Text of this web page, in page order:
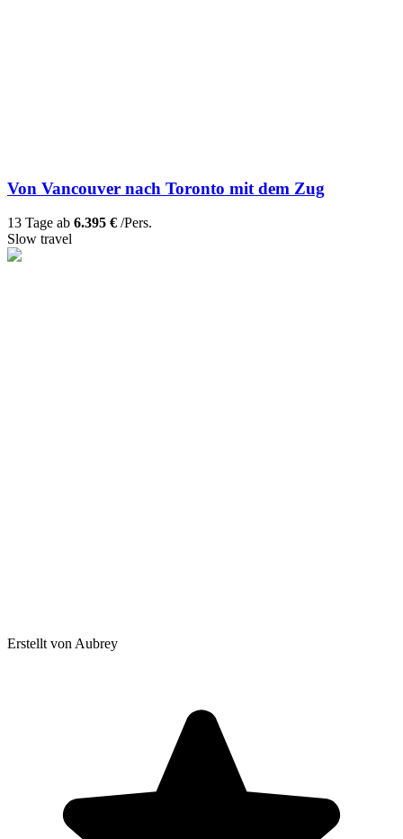
Von Vancouver nach Toronto mit dem Zug
13 Tage ab 6.395 € /Pers.
Slow travel
Erstellt von Aubrey